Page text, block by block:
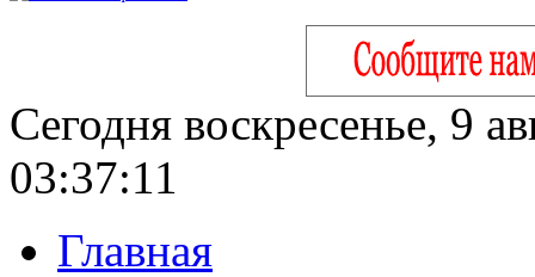
Сегодня воскресенье, 9
03:37:12
Главная